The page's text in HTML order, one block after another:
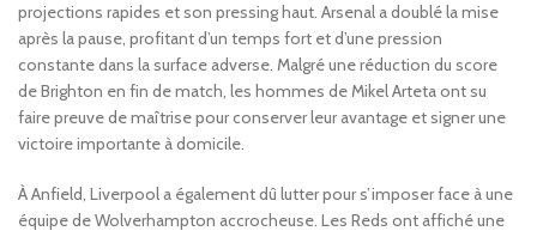
projections rapides et son pressing haut. Arsenal a doublé la mise
après la pause, profitant d’un temps fort et d’une pression
constante dans la surface adverse. Malgré une réduction du score
de Brighton en fin de match, les hommes de Mikel Arteta ont su
faire preuve de maîtrise pour conserver leur avantage et signer une
victoire importante à domicile.
À Anfield, Liverpool a également dû lutter pour s’imposer face à une
équipe de Wolverhampton accrocheuse. Les Reds ont affiché une